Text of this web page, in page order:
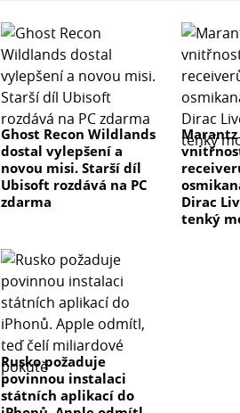
Ghost Recon Wildlands
dostal vylepšení a
novou misi. Starší díl
Ubisoft rozdává na PC
zdarma
Dirac
tenký
Rusko požaduje
povinnou instalaci
státních aplikací do